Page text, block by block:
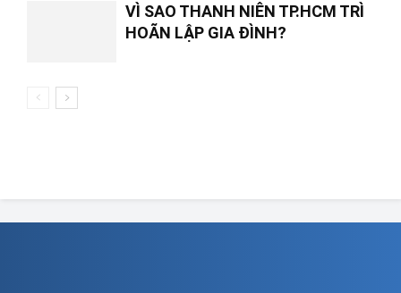
VÌ SAO THANH NIÊN TP.HCM TRÌ
HOÃN LẬP GIA ĐÌNH?